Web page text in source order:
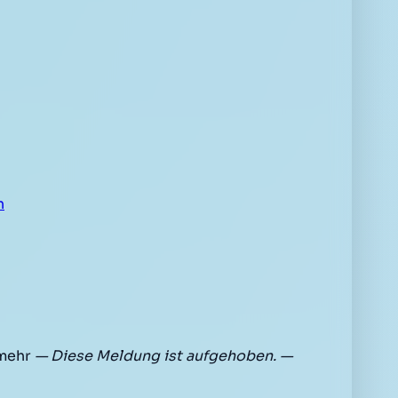
— Diese Meldung ist aufgehoben. —